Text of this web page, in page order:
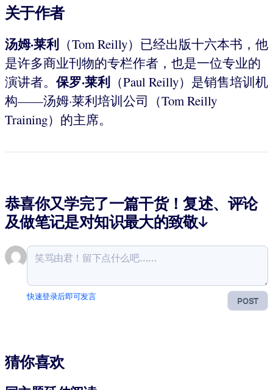
关于作者
汤姆·莱利 （Tom Reilly）已经出版十六本书，他
是许多商业刊物的专栏作者，也是一位专业的
演讲者。保罗·莱利 （Paul Reilly）是销售培训机
构——汤姆·莱利培训公司（Tom Reilly
Training）的主席。
恭喜你又学完了一篇干货！复述、评论
及做笔记是对知识最大的致敬↓
POST
快速登录后即可发言
猜你喜欢